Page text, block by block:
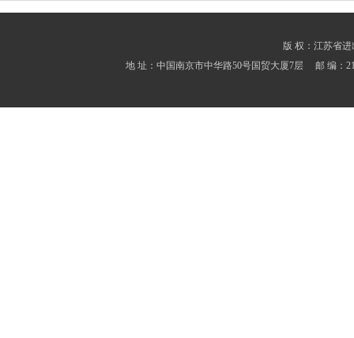
版 权：江苏省
地 址：中国南京市中华路50号国贸大厦7层 邮 编：